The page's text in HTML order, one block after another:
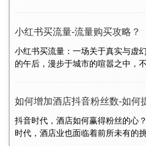
小红书买流量-流量购买攻略？
小红书买流量：一场关于真实与虚
的午后，漫步于城市的喧嚣之中，
如何增加酒店抖音粉丝数-如何
抖音时代，酒店如何赢得粉丝的心
时代，酒店业也面临着前所未有的